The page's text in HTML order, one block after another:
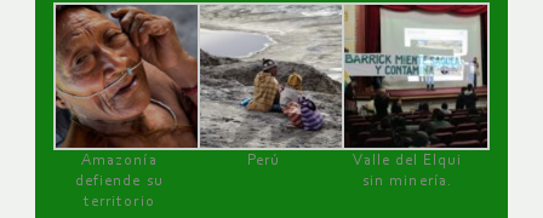
Amazonía
defiende su
territorio
Perú
Valle del Elqui
sin minería.